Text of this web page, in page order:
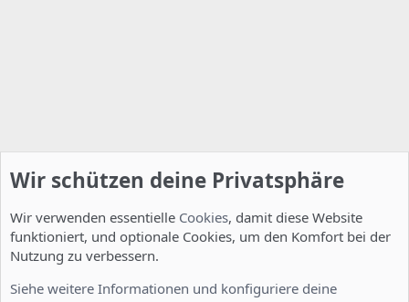
Wir schützen deine Privatsphäre
Wir verwenden essentielle Cookies, damit diese Website
funktioniert, und optionale Cookies, um den Komfort bei der
Nutzung zu verbessern.
Siehe weitere Informationen und konfiguriere deine